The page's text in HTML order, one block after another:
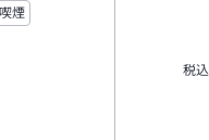
喫煙
税込